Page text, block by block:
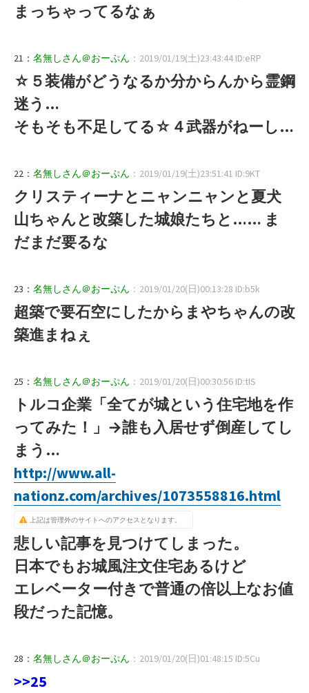
まっちゃってるなぁ
21： 名無しさん＠おーぷん ：2019/01/19(土)23:43:44 ID:eRP
☆５装備がどうなるか分からんから霊鋼
迷う…
そもそも不足してる☆４武器がねーし…
22： 名無しさん＠おーぷん ：2019/01/19(土)23:51:41 ID:9KT
クリスティーナとニャンニャンと夏犬
山ちゃんと改築した城娘たちと…… ま
だまだ要るな
23： 名無しさん＠おーぷん ：2019/01/20(日)00:13:28 ID:b5k
超築で要石空にしたからまやちゃんの改
築進まねぇ
25： 名無しさん＠おーぷん ：2019/01/20(日)00:30:56 ID:tIS
トルコ企業「全てが城という住宅地を作
ってみた！」→誰も入居せず倒産してし
まう…
http://www.all-
nationz.com/archives/1073558816.html
上記は管理外のサイトへのアクセスとなります。
悲しい記事を見つけてしまった。
日本でもお城風注文住宅あるけど
エレベーター付きで普通の倍以上なお値
段だった記憶。
28： 名無しさん＠おーぷん ：2019/01/20(日)01:48:15 ID:5Cu
>>25